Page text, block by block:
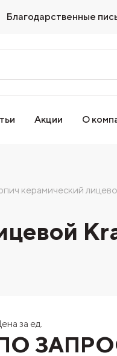
Благодарственные
Акции О
керамический
за ед.